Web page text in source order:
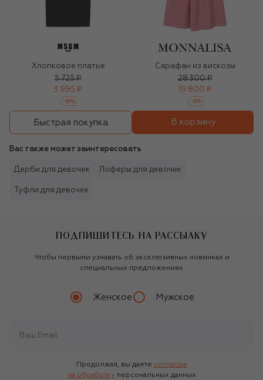
Хлопковое платье
5 725 ₽
3 995 ₽
-30%
Сарафан из вискозы
28 300 ₽
19 800 ₽
-30%
Быстрая покупка В корзину
Вас также может заинтересовать
Дерби для девочек Лоферы для девочек
Туфли для девочек
ПОДПИШИТЕСЬ НА РАССЫЛКУ
Чтобы первыми узнавать об эксклюзивных новинках и
специальных предложениях
Женское Мужское
Продолжая, вы даете согласие
на обработку персональных данных